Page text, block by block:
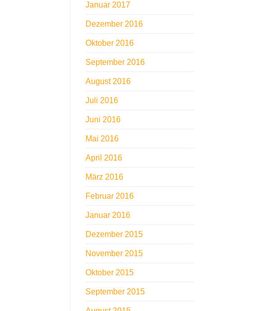
Januar 2017
Dezember 2016
Oktober 2016
September 2016
August 2016
Juli 2016
Juni 2016
Mai 2016
April 2016
März 2016
Februar 2016
Januar 2016
Dezember 2015
November 2015
Oktober 2015
September 2015